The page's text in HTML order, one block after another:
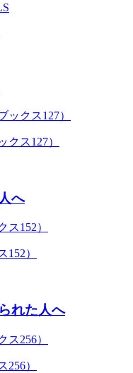
ス127）
へ
）
れた人へ
）